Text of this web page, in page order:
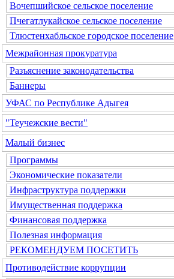
Вочепшийское сельское поселение
Пчегатлукайское сельское поселение
Тлюстенхабльское городское поселение
Межрайонная прокуратура
Разъяснение законодательства
Баннеры
УФАС по Республике Адыгея
"Теучежские вести"
Малый бизнес
Программы
Экономические показатели
Инфраструктура поддержки
Имущественная поддержка
Финансовая поддержка
Полезная информация
РЕКОМЕНДУЕМ ПОСЕТИТЬ
Противодействие коррупции